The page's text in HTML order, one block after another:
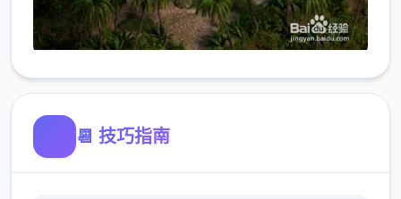
📆 技巧指南